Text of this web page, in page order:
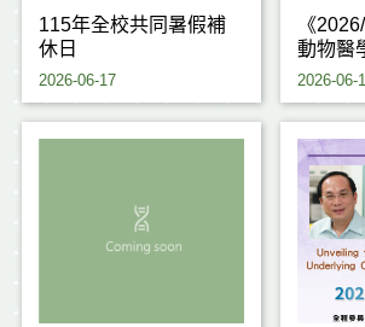
115年全校共同暑假補
休日
2026-06-17
《
動物醫
享》
2026-06-